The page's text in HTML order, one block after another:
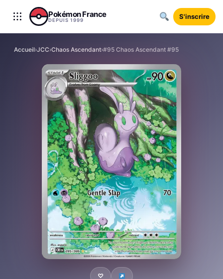
Aller au contenu
Pokémon France
DEPUIS 1999 S'inscrire
Accueil›JCC›Chaos Ascendant›#95 Chaos Ascendant #95
♡